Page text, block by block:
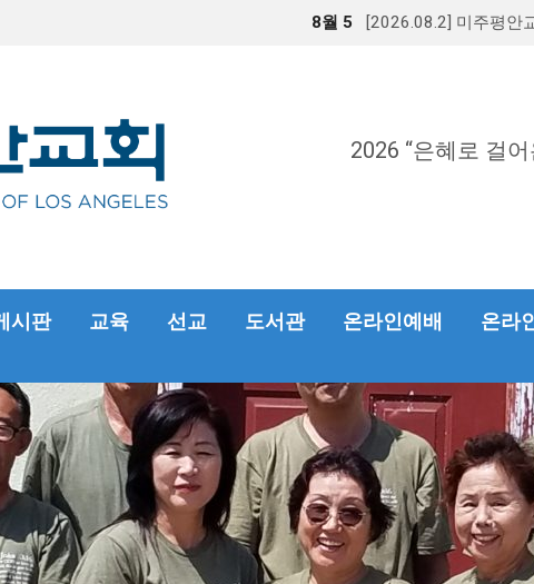
8월 5 [2026.08.2] 미주평안
2026 “은혜로 걸
시판 교육 선교 도서관 온라인예배 온라